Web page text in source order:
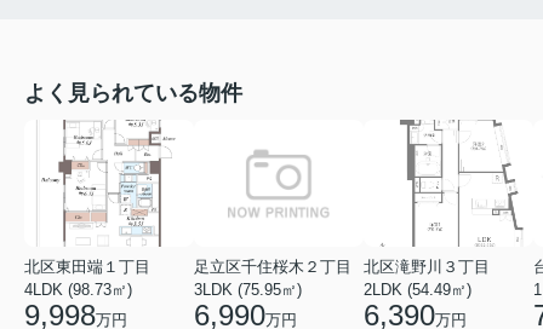
よく見られている物件
北区東田端１丁目
4LDK (98.73㎡)
9,998万円
足立区千住桜木２丁目
3LDK (75.95㎡)
6,990万円
北区滝野川３丁目
2LDK (54.49㎡)
6,390万円